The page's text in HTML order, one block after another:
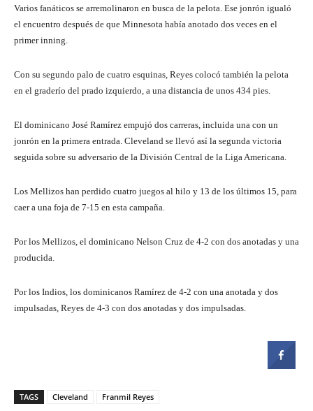
Varios fanáticos se arremolinaron en busca de la pelota. Ese jonrón igualó
el encuentro después de que Minnesota había anotado dos veces en el
primer inning.
Con su segundo palo de cuatro esquinas, Reyes colocó también la pelota
en el graderío del prado izquierdo, a una distancia de unos 434 pies.
El dominicano José Ramírez empujó dos carreras, incluida una con un
jonrón en la primera entrada. Cleveland se llevó así la segunda victoria
seguida sobre su adversario de la División Central de la Liga Americana.
Los Mellizos han perdido cuatro juegos al hilo y 13 de los últimos 15, para
caer a una foja de 7-15 en esta campaña.
Por los Mellizos, el dominicano Nelson Cruz de 4-2 con dos anotadas y una
producida.
Por los Indios, los dominicanos Ramírez de 4-2 con una anotada y dos
impulsadas, Reyes de 4-3 con dos anotadas y dos impulsadas.
TAGS Cleveland Franmil Reyes